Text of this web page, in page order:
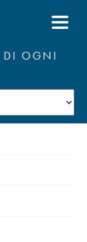
DI OGNI